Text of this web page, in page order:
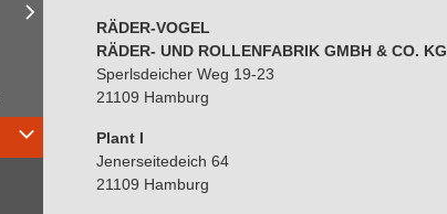
RÄDER-VOGEL
RÄDER- UND ROLLENFABRIK GMBH & CO. KG
Sperlsdeicher Weg 19-23
21109 Hamburg
Plant I
Jenerseitedeich 64
21109 Hamburg